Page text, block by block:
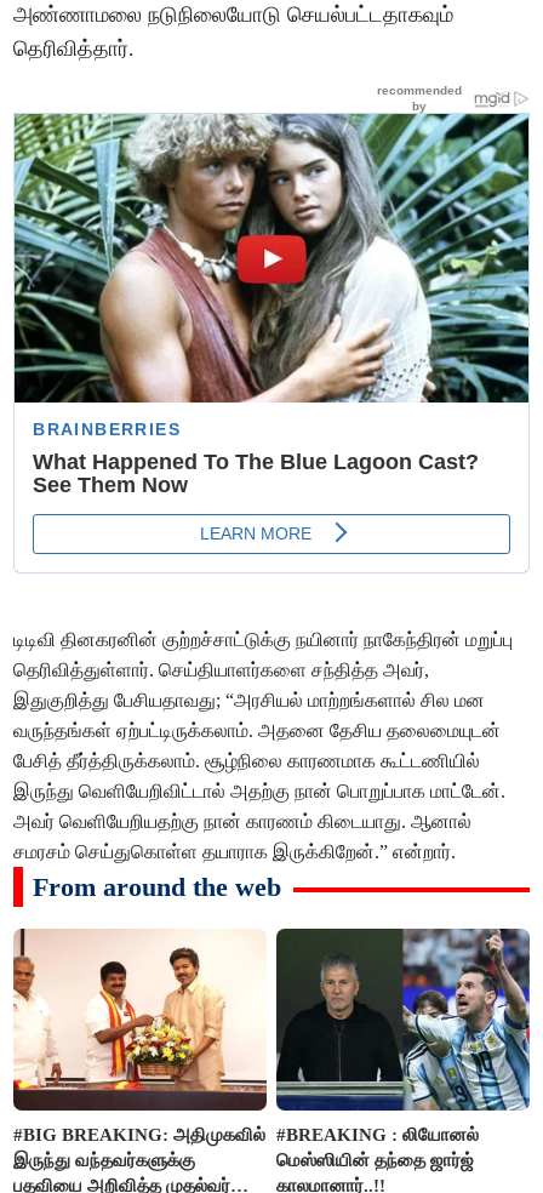
அண்ணாமலை நடுநிலையோடு செயல்பட்டதாகவும்
தெரிவித்தார்.
டிடிவி தினகரனின் குற்றச்சாட்டுக்கு நயினார் நாகேந்திரன் மறுப்பு
தெரிவித்துள்ளார். செய்தியாளர்களை சந்தித்த அவர்,
இதுகுறித்து பேசியதாவது; “அரசியல் மாற்றங்களால் சில மன
வருந்தங்கள் ஏற்பட்டிருக்கலாம். அதனை தேசிய தலைமையுடன்
பேசித் தீர்த்திருக்கலாம். சூழ்நிலை காரணமாக கூட்டணியில்
இருந்து வெளியேறிவிட்டால் அதற்கு நான் பொறுப்பாக மாட்டேன்.
அவர் வெளியேறியதற்கு நான் காரணம் கிடையாது. ஆனால்
சமரசம் செய்துகொள்ள தயாராக இருக்கிறேன்.” என்றார்.
From around the web
#BIG BREAKING: அதிமுகவில்
இருந்து வந்தவர்களுக்கு
பதவியை அறிவித்த முதல்வர்
#BREAKING : லியோனல்
மெஸ்ஸியின் தந்தை ஜார்ஜ்
காலமானார்..!!